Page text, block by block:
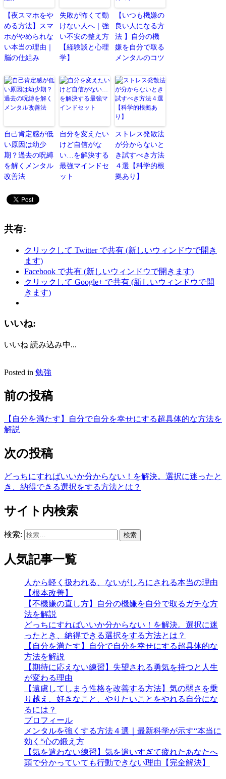
【夜スマホをや
める方法】スマ
ホがやめられな
い本当の理由｜
脳の仕組み
失敗が怖くて動
けない人へ｜強
い不安の整え方
【経験談と心理
学】
【いつも機嫌の
良い人になる方
法 】自分の機
嫌を自分で取る
メンタルのコツ
自己肯定感が低
い原因は幼少
期？過去の呪縛
を解くメンタル
改善法
自分を変えたい
けど自信がな
い…を解決する
最強マインドセ
ット
ストレス発散法
が分からないと
き試すべき方法
４選【科学的根
拠あり】
共有:
クリックして Twitter で共有 (新しいウィンドウで開き
ます)
Facebook で共有 (新しいウィンドウで開きます)
クリックして Google+ で共有 (新しいウィンドウで開
きます)
いいね:
いいね 読み込み中...
Posted in 勉強
前の投稿
【自分を満たす】自分で自分を幸せにする超具体的な方法を
解説
次の投稿
どっちにすればいいか分からない！を解決。選択に迷ったと
き、納得できる選択をする方法とは？
サイト内検索
検索:
人気記事一覧
人から軽く扱われる、ないがしろにされる本当の理由
【根本改善】
【不機嫌の直し方】自分の機嫌を自分で取るガチな方
法を解説
どっちにすればいいか分からない！を解決。選択に迷
ったとき、納得できる選択をする方法とは？
【自分を満たす】自分で自分を幸せにする超具体的な
方法を解説
【期待に応えない練習】失望される勇気を持つと人生
が変わる理由
【遠慮してしまう性格を改善する方法】気の弱さを乗
り越え、好きなこと、やりたいことをやれる自分にな
るには？
プロフィール
メンタルを強くする方法４選｜最新科学が示す“本当に
効く“心の鍛え方
【気を遣わない練習】気を遣いすぎて疲れたあなたへ
頭で分かっていても行動できない理由【完全解決】